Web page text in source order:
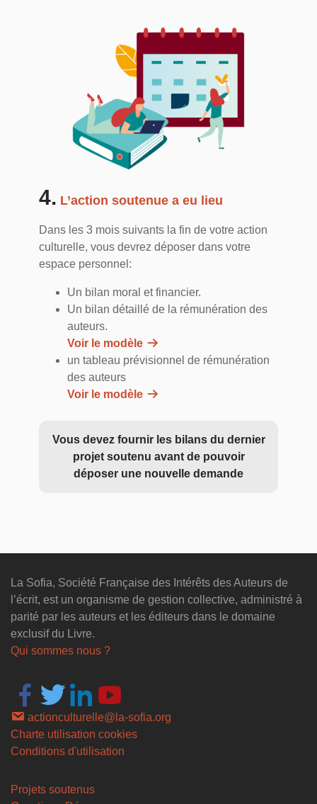
4. L’action soutenue a eu lieu
Dans les 3 mois suivants la fin de votre action
culturelle, vous devrez déposer dans votre
espace personnel:
Un bilan moral et financier.
Un bilan détaillé de la rémunération des
auteurs.
Voir le modèle
un tableau prévisionnel de rémunération
des auteurs
Voir le modèle
Vous devez fournir les bilans du dernier
projet soutenu avant de pouvoir
déposer une nouvelle demande
La Sofia, Société Française des Intérêts des Auteurs de
l’écrit, est un organisme de gestion collective, administré à
parité par les auteurs et les éditeurs dans le domaine
exclusif du Livre.
Qui sommes nous ?
actionculturelle@la-sofia.org
Charte utilisation cookies
Conditions d'utilisation
Projets soutenus